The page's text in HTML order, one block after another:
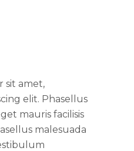
sit amet,
elit. Phasellus
mauris facilisis
malesuada